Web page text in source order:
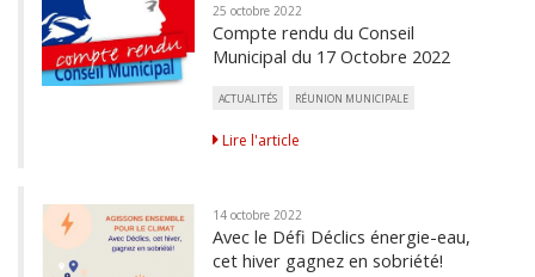
25 octobre 2022
Compte rendu du Conseil
Municipal du 17 Octobre 2022
ACTUALITÉS RÉUNION MUNICIPALE
Lire l'article
14 octobre 2022
Avec le Défi Déclics énergie-eau,
cet hiver gagnez en sobriété!